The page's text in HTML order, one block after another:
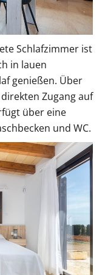
Schlafzimmer ist
in lauen
genießen. Über
Zugang auf
über eine
und WC.